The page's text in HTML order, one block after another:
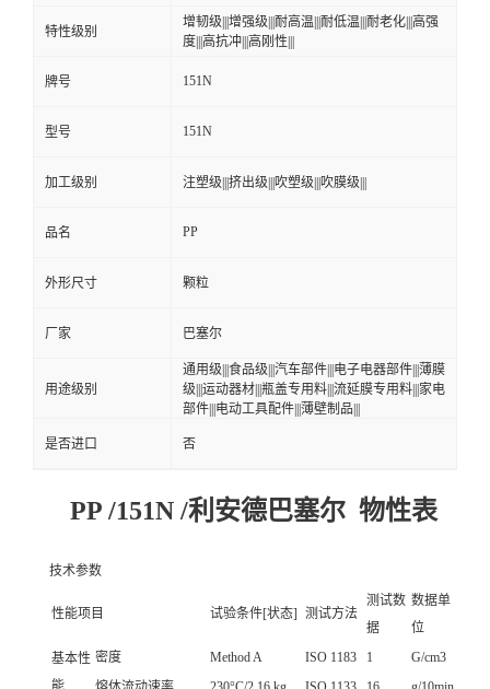
特性级别
增韧级|||增强级|||耐高温|||耐低温|||耐老化|||高强
度|||高抗冲|||高刚性|||
牌号 151N
型号 151N
加工级别 注塑级|||挤出级|||吹塑级|||吹膜级|||
品名 PP
外形尺寸 颗粒
厂家 巴塞尔
用途级别
通用级|||食品级|||汽车部件|||电子电器部件|||薄膜
级|||运动器材|||瓶盖专用料|||流延膜专用料|||家电
部件|||电动工具配件|||薄壁制品|||
是否进口 否
PP /151N /利安德巴塞尔 物性表
技术参数
性能项目 试验条件[状态] 测试方法
测试数
据
数据单
位
基本性
能
密度 Method A ISO 1183 1
G/cm3